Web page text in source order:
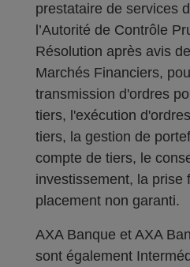
prestataire de services
l’Autorité de Contrôle
Résolution après avis
Marchés Financiers,
transmission d'ordres
tiers, l'exécution
tiers, la gestion de
compte de tiers, le
investissement, la prise
placement non garanti.
AXA Banque et AXA
sont également